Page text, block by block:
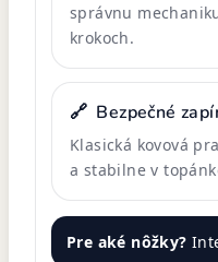
správnu
krokoch.
🔗 Bezpečné
Klasická kovová
a stabilne v
Pre aké nôžky?